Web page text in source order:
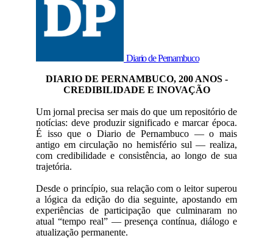
Diario de Pernambuco
DIARIO DE PERNAMBUCO, 200 ANOS -
CREDIBILIDADE E INOVAÇÃO
Um jornal precisa ser mais do que um repositório de
notícias: deve produzir significado e marcar época.
É isso que o Diario de Pernambuco — o mais
antigo em circulação no hemisfério sul — realiza,
com credibilidade e consistência, ao longo de sua
trajetória.
Desde o princípio, sua relação com o leitor superou
a lógica da edição do dia seguinte, apostando em
experiências de participação que culminaram no
atual “tempo real” — presença contínua, diálogo e
atualização permanente.